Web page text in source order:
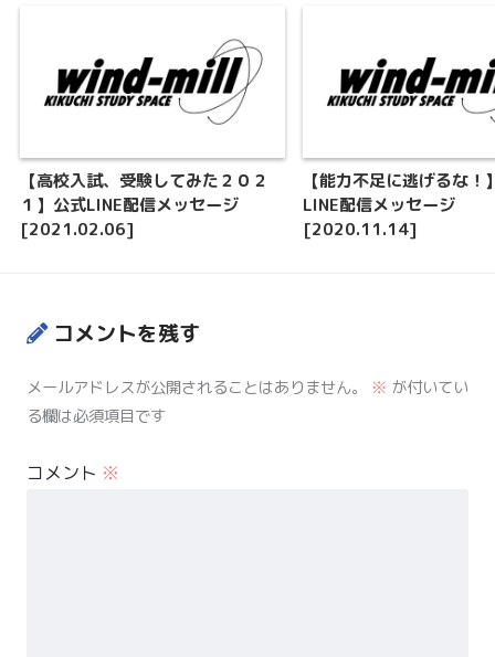
【高校入試、受験してみた２０２
１】公式LINE配信メッセージ
[2021.02.06]
【能力不足に逃げるな！
LINE配信メッセージ
[2020.11.14]
コメントを残す
メールアドレスが公開されることはありません。 ※ が付いてい
る欄は必須項目です
コメント ※